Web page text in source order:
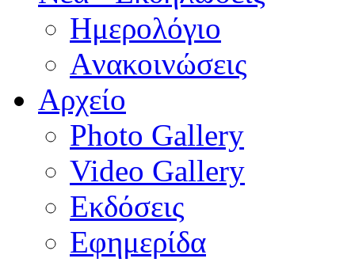
Ημερολόγιο
Aνακοινώσεις
Αρχείο
Photo Gallery
Video Gallery
Εκδόσεις
Εφημερίδα